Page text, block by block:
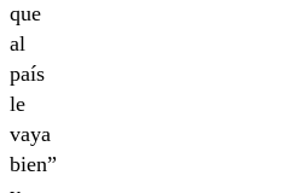
que
al
país
le
vaya
bien”